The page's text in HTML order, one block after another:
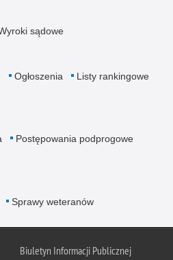
sądowe
Ogłoszenia
Listy rankingowe
Postępowania podprogowe
Sprawy weteranów
Biuletyn Informacji Publicznej